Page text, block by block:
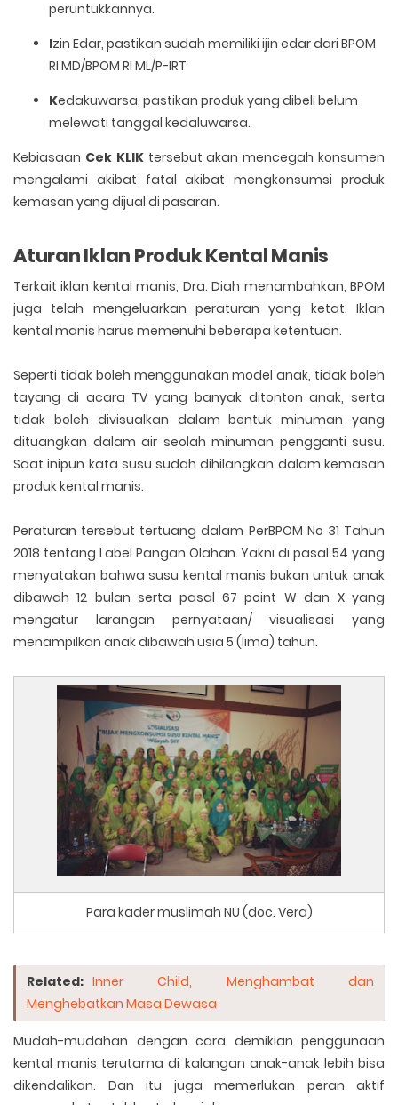
peruntukkannya.
Izin Edar, pastikan sudah memiliki ijin edar dari BPOM
RI MD/BPOM RI ML/P-IRT
Kedakuwarsa, pastikan produk yang dibeli belum
melewati tanggal kedaluwarsa.
Kebiasaan Cek KLIKtersebut akan mencegah konsumen
mengalami akibat fatal akibat mengkonsumsi produk
kemasan yang dijual di pasaran.
Aturan Iklan Produk Kental Manis
Terkait iklan kental manis, Dra. Diah menambahkan, BPOM
juga telah mengeluarkan peraturan yang ketat. Iklan
kental manis harus memenuhi beberapa ketentuan.
Seperti tidak boleh menggunakan model anak, tidak boleh
tayang di acara TV yang banyak ditonton anak, serta
tidak boleh divisualkan dalam bentuk minuman yang
dituangkan dalam air seolah minuman pengganti susu.
Saat inipun kata susu sudah dihilangkan dalam kemasan
produk kental manis.
Peraturan tersebut tertuang dalam PerBPOM No 31 Tahun
2018 tentang Label Pangan Olahan. Yakni di pasal 54 yang
menyatakan bahwa susu kental manis bukan untuk anak
dibawah 12 bulan serta pasal 67 point W dan X yang
mengatur larangan pernyataan/ visualisasi yang
menampilkan anak dibawah usia 5 (lima) tahun.
Para kader muslimah NU (doc. Vera)
Related: Inner Child, Menghambat dan
Menghebatkan Masa Dewasa
Mudah-mudahan dengan cara demikian penggunaan
kental manis terutama di kalangan anak-anak lebih bisa
dikendalikan. Dan itu juga memerlukan peran aktif